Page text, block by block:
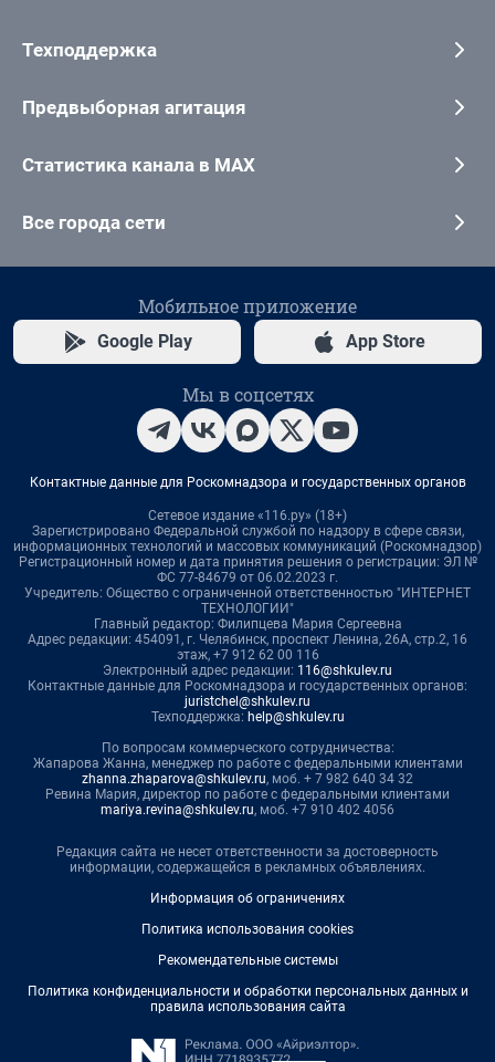
Техподдержка
Предвыборная агитация
Статистика канала в MAX
Все города сети
Мобильное приложение
Google Play App Store
Мы в соцсетях
Контактные данные для Роскомнадзора и государственных органов
Сетевое издание «116.ру» (18+)
Зарегистрировано Федеральной службой по надзору в сфере связи,
информационных технологий и массовых коммуникаций (Роскомнадзор)
Регистрационный номер и дата принятия решения о регистрации: ЭЛ №
ФС 77-84679 от 06.02.2023 г.
Учредитель: Общество с ограниченной ответственностью "ИНТЕРНЕТ
ТЕХНОЛОГИИ"
Главный редактор: Филипцева Мария Сергеевна
Адрес редакции: 454091, г. Челябинск, проспект Ленина, 26А, стр.2, 16
этаж, +7 912 62 00 116
Электронный адрес редакции: 116@shkulev.ru
Контактные данные для Роскомнадзора и государственных органов:
juristchel@shkulev.ru
Техподдержка: help@shkulev.ru
По вопросам коммерческого сотрудничества:
Жапарова Жанна, менеджер по работе с федеральными клиентами
zhanna.zhaparova@shkulev.ru, моб. + 7 982 640 34 32
Ревина Мария, директор по работе с федеральными клиентами
mariya.revina@shkulev.ru, моб. +7 910 402 4056
Редакция сайта не несет ответственности за достоверность
информации, содержащейся в рекламных объявлениях.
Информация об ограничениях
Политика использования cookies
Рекомендательные системы
Политика конфиденциальности и обработки персональных данных и
правила использования сайта